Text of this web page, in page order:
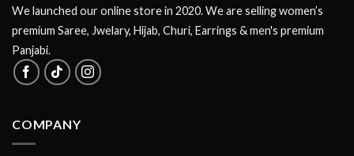
We launched our online store in 2020. We are selling women’s
premium Saree, Jwelary, Hijab, Churi, Earrings & men's premium
Panjabi.
COMPANY